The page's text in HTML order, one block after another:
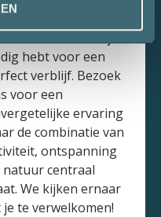
Mitland
hebt voor een
verblijf. Bezoek
voor een
ervaring
de combinatie van
ontspanning
natuur centraal
We kijken ernaar
je te verwelkomen!